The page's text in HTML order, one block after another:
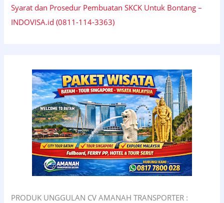
Syarat dan Prosedur Pembuatan SKCK Untuk Bontang –
INDOVISA.id (0811-114-3363)
PRODUK UNGGULAN CV AMANAH TRANSPORTER :